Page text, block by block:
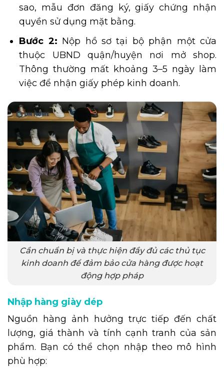
sao, mẫu đơn đăng ký, giấy chứng nhận
quyền sử dụng mặt bằng.
Bước 2: Nộp hồ sơ tại bộ phận một cửa
thuộc UBND quận/huyện nơi mở shop.
Thông thường mất khoảng 3–5 ngày làm
việc để nhận giấy phép kinh doanh.
Cần chuẩn bị và thực hiện đầy đủ các thủ tục
kinh doanh để đảm bảo cửa hàng được hoạt
động hợp pháp
Nhập hàng giày dép
Nguồn hàng ảnh hưởng trực tiếp đến chất
lượng, giá thành và tính cạnh tranh của sản
phẩm. Bạn có thể chọn nhập theo mô hình
phù hợp: